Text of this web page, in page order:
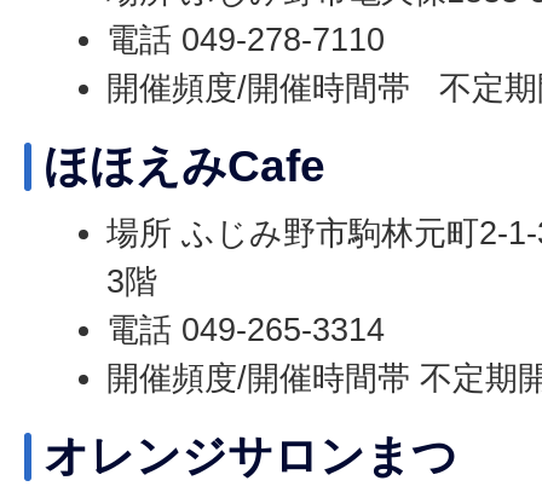
電話 049-278-7110
開催頻度/開催時間帯 不定
ほほえみCafe
場所 ふじみ野市駒林元町2-
3階
電話 049-265-3314
開催頻度/開催時間帯 不定期
オレンジサロンまつ